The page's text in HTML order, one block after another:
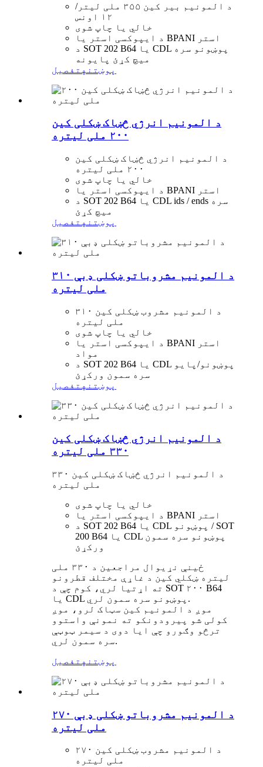
د المونیم بیر کین ۳۵۵ ملی لیتر/
۱۲ اونس
خالي یا چاپ شوی
د ایپوکسی استر یا BPANI استر
د SOT 202 B64 یا CDL پوښونو سره
میچ کړئ پایونه
پوښتنه تفصیل
د المونیم انرژي څښاک ښکلی کین
۲۰۰ ملی لیتره
د المونیم انرژي څښاک ښکلی کین
۲۰۰ ملی لیتره
خالي یا چاپ شوی
د ایپوکسی استر یا BPANI استر
د SOT 202 B64 یا CDL ids / ends سره
میچ کړئ
پوښتنه تفصیل
د المونیم مشروباتو ښکلی ډبې ۳۱۰
ملی لیتره
د المونیم مشروب ښکلی کین ۳۱۰
ملی لیتره
خالي یا چاپ شوی
د ایپوکسی استر یا BPANI استر
مواد
د SOT 202 B64 یا CDL پوښونو/پایو
سره سمون ورکړئ
پوښتنه تفصیل
د المونیم انرژي څښاک ښکلی کین
۳۳۰ ملی لیتره
د المونیم انرژي څښاک ښکلی کین ۳۳۰
ملی لیتره
خالي یا چاپ شوی
د ایپوکسی استر یا BPANI استر
د SOT 202 B64 یا CDL پوښونو / SOT
200 B64 یا CDL پوښونو سره سمون
ورکړئ
ځینې ​​نړیوال مراجعین د ۳۳۰ ملی
لیتره ښکلي کین د غاړې مختلف قطرونو
ته اړتیا لري، کوم چې د SOT ۲۰۰ B64
یا CDL پوښونو سره سمون لري.
موږ د المونیم کین سټاک لرو، موږ
کولی شو پیرودونکو ته نمونې واستوو
ترڅو وګورو چې ایا دوی د سیمر ټوټې
سره سمون لري.
پوښتنه تفصیل
د المونیم مشروباتو ښکلی ډبې ۲۷۰
ملی لیتره
د المونیم مشروب ښکلی کین ۲۷۰
ملی لیتره